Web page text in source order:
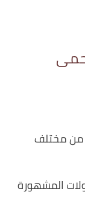
من مختلف
المشهورة